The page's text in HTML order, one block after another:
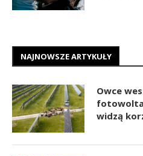
NAJNOWSZE ARTYKUŁY
Owce
widzą